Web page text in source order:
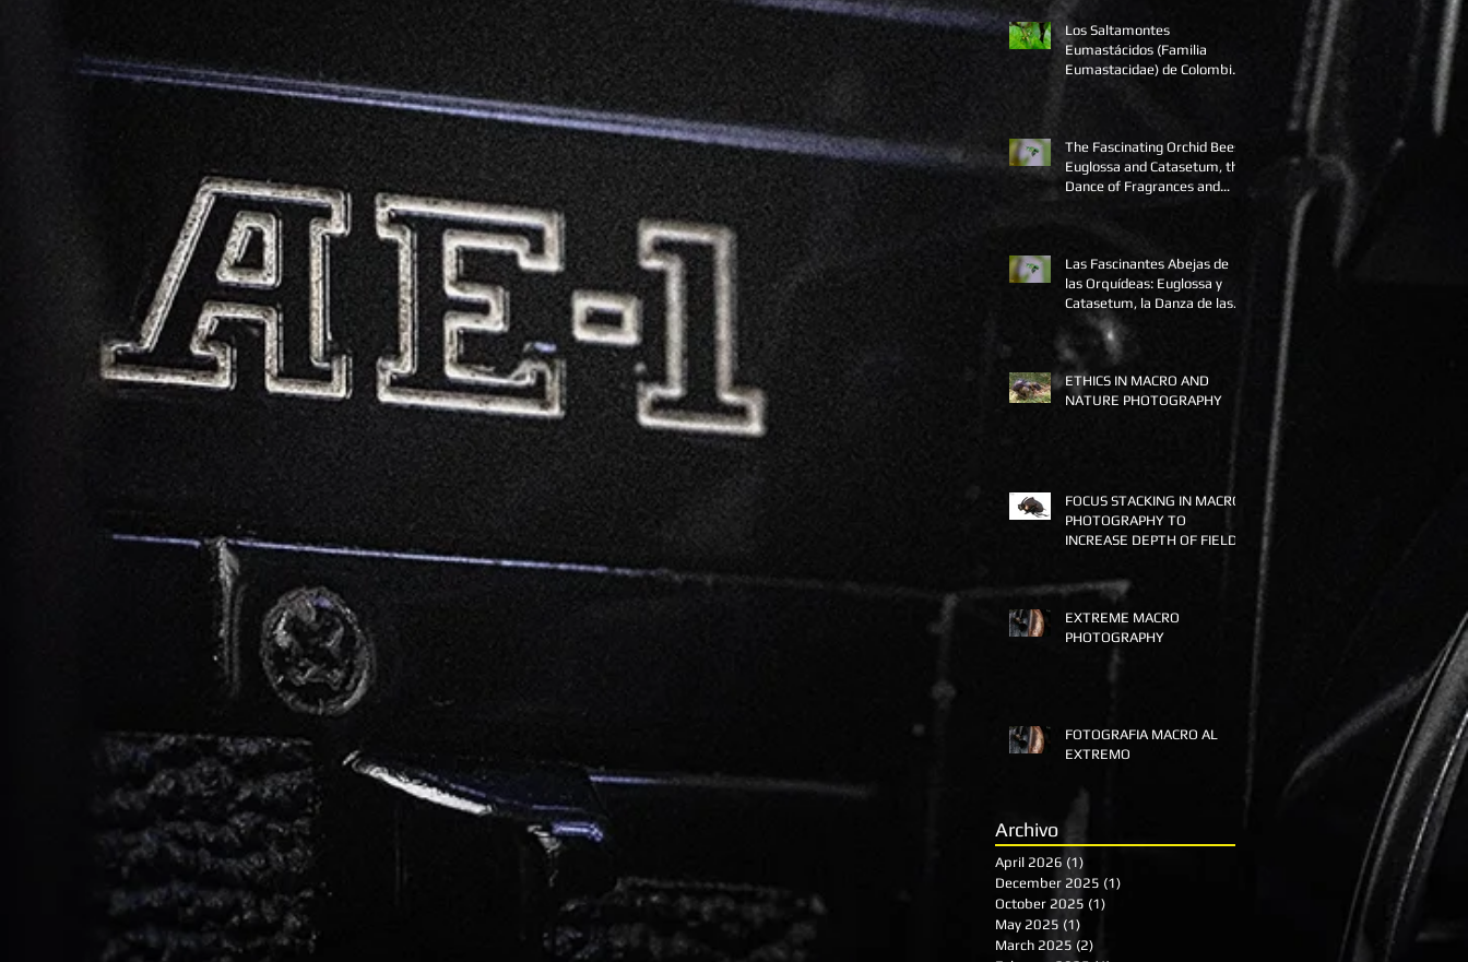
Los Saltamontes
Eumastácidos (Familia
Eumastacidae) de Colombia:
The Fascinating Orchid Bees:
Euglossa and Catasetum, the
Dance of Fragrances and
Las Fascinantes Abejas de
las Orquídeas: Euglossa y
Catasetum, la Danza de las
Fragancias y los Polinarios
ETHICS IN MACRO AND
NATURE PHOTOGRAPHY
FOCUS STACKING IN MACRO
PHOTOGRAPHY TO
INCREASE DEPTH OF FIELD
EXTREME MACRO
PHOTOGRAPHY
FOTOGRAFIA MACRO AL
EXTREMO
Archivo
April 2026 (1)
December 2025 (1)
October 2025 (1)
May 2025 (1)
March 2025 (2)